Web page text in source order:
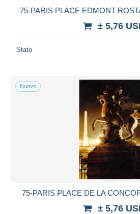
75-PARIS PLACE EDMONT
± 5,76
Stato
Nuovo
75-PARIS PLACE DE LA
± 5,76